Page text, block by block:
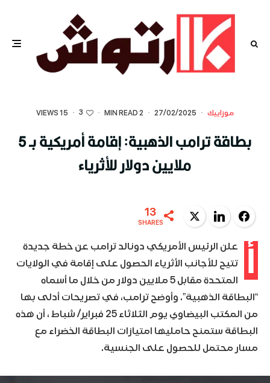
موزاييك ·
27/02/2025
·
2 MIN READ
·
3
·
15 VIEWS
بطاقة ترامب الذهبية: إقامة أمريكية بـ 5
ملايين دولار للأثرياء
Facebook
LinkedIn
Twitter
13
SHARES
أ
علن الرئيس الأمريكي دونالد ترامب عن خطة جديدة
تتيح للأجانب الأثرياء الحصول على إقامة في الولايات
المتحدة مقابل 5 ملايين دولار من خلال ما أسماه
“البطاقة الذهبية”. وأوضح ترامب، في تصريحات أدلى بها
من المكتب البيضاوي يوم الثلاثاء 25 فبراير/ شباط ، أن هذه
البطاقة ستمنح حامليها امتيازات البطاقة الخضراء مع
مسار محتمل للحصول على الجنسية.